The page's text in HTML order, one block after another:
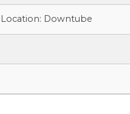
Location: Downtube